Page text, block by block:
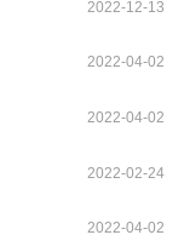
2022-12-13
2022-04-02
2022-04-02
2022-02-24
2022-04-02